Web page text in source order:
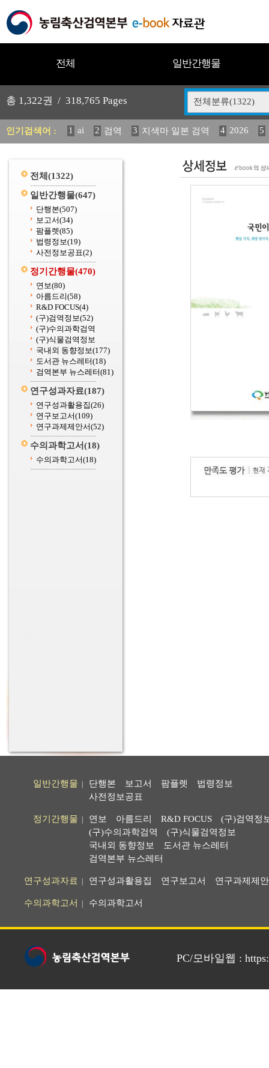
전체 일반간행물
총 1,322권 / 318,765 Pages 전체분류(1322)
인기검색어 : 1 ai 2 검역 3 지색마 일본 검역 4 2026 5
12 중독성 식물 도감 13 (2013년도) 식 14 구
전체 (1322)
일반간행물(647)
단행본(507)
보고서(34)
팜플렛(85)
법령정보(19)
사전정보공표(2)
정기간행물(470)
연보(80)
아름드리(58)
R&D FOCUS(4)
(구)검역정보(52)
(구)수의과학검역
(구)식물검역정보
국내외 동향정보(177)
도서관 뉴스레터(18)
검역본부 뉴스레터(81)
연구성과자료(187)
연구성과활용집(26)
연구보고서(109)
연구과제제안서(52)
수의과학고서(18)
수의과학고서(18)
일반간행물 단행본 보고서 팜플렛
법령정보
사전정보공표
정기간행물 연보 아름드리 R&D FOCUS
(구)검역정
(구)수의과학검역
(구)식물검역정보
국내외 동향정보
도서관 뉴스레터
검역본부 뉴스레터
연구성과자료 연구성과활용집 연구보고서 연구과제제
수의과학고서 수의과학고서
PC/모바일웹 :